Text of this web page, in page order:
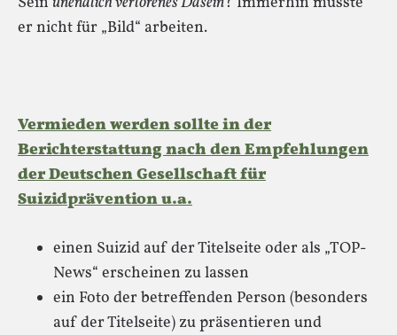
er nicht für „Bild“ arbeiten.
Vermieden werden sollte in der
Berichterstattung nach den Empfehlungen
der Deutschen Gesellschaft für
Suizidprävention u.a.
einen Suizid auf der Titelseite oder als „TOP-
News“ erscheinen zu lassen
ein Foto der betreffenden Person (besonders
auf der Titelseite) zu präsentieren und